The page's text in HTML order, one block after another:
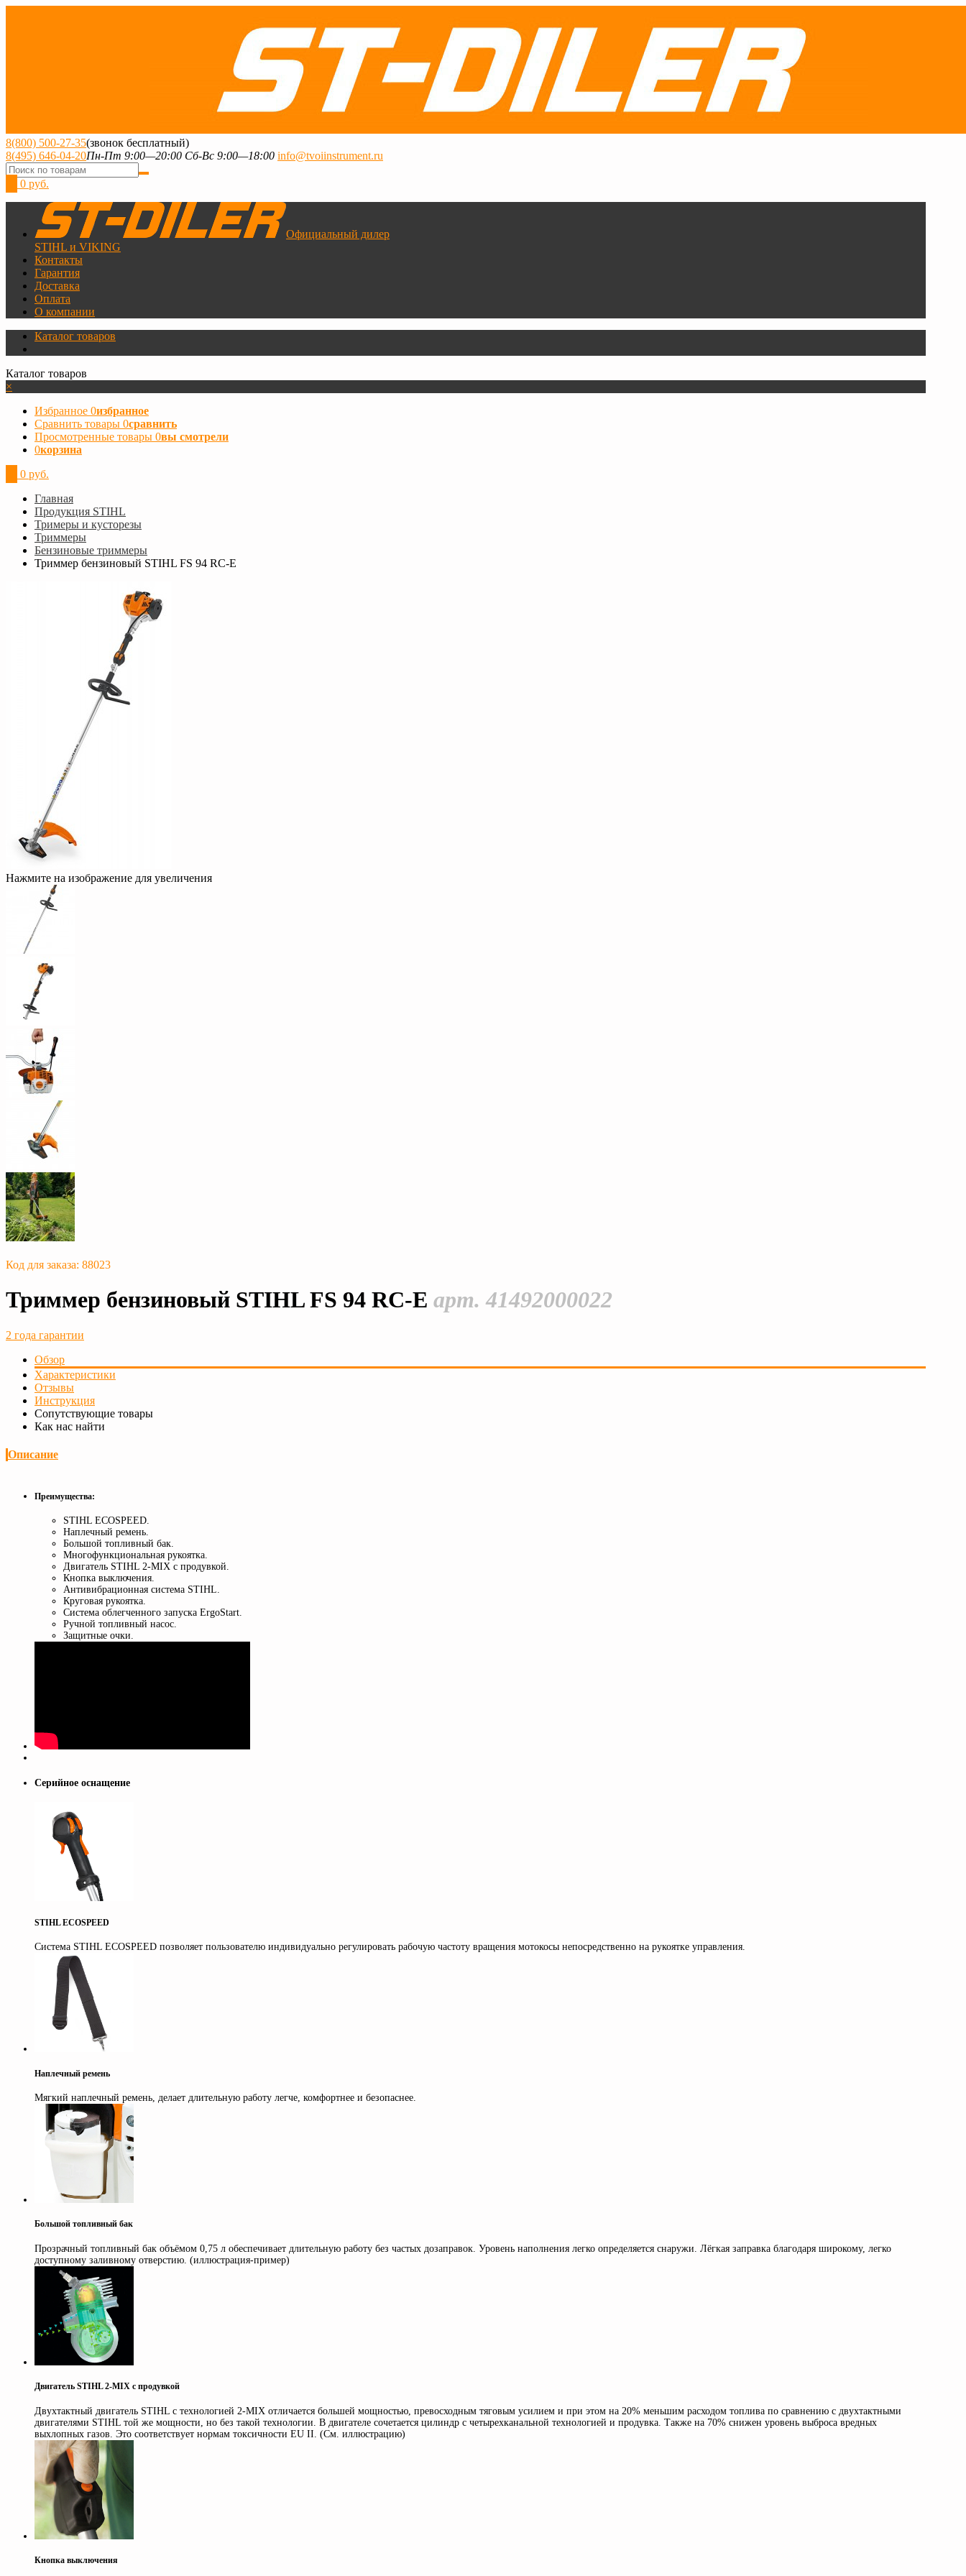
8(800) 500-27-35(звонок бесплатный)
8(495) 646-04-20Пн-Пт 9:00—20:00 Сб-Вс 9:00—18:00 info@tvoiinstrument.ru
0 руб.
Официальный дилер
STIHL и VIKING
Контакты
Гарантия
Доставка
Оплата
О компании
Каталог товаров
Каталог товаров
×
Избранное 0избранное
Сравнить товары 0сравнить
Просмотренные товары 0вы смотрели
0корзина
0 руб.
Главная
Продукция STIHL
Тримеры и кусторезы
Триммеры
Бензиновые триммеры
Триммер бензиновый STIHL FS 94 RC-E
Нажмите на изображение для увеличения
Код для заказа: 88023
Триммер бензиновый STIHL FS 94 RC-E арт. 41492000022
2 года гарантии
Обзор
Характеристики
Отзывы
Инструкция
Сопутствующие товары
Как нас найти
Описание
Преимущества:
STIHL ECOSPEED.
Наплечный ремень.
Большой топливный бак.
Многофункциональная рукоятка.
Двигатель STIHL 2-MIX с продувкой.
Кнопка выключения.
Антивибрационная система STIHL.
Круговая рукоятка.
Система облегченного запуска ErgoStart.
Ручной топливный насос.
Защитные очки.
Серийное оснащение
STIHL ECOSPEED
Система STIHL ECOSPEED позволяет пользователю индивидуально регулировать рабочую частоту вращения мотокосы непосредственно на рукоятке управления.
Наплечный ремень
Мягкий наплечный ремень, делает длительную работу легче, комфортнее и безопаснее.
Большой топливный бак
Прозрачный топливный бак объёмом 0,75 л обеспечивает длительную работу без частых дозаправок. Уровень наполнения легко определяется снаружи. Лёгкая заправка благодаря широкому, легко
доступному заливному отверстию. (иллюстрация-пример)
Двигатель STIHL 2-MIX с продувкой
Двухтактный двигатель STIHL с технологией 2-MIX отличается большей мощностью, превосходным тяговым усилием и при этом на 20% меньшим расходом топлива по сравнению с двухтактными
двигателями STIHL той же мощности, но без такой технологии. В двигателе сочетается цилиндр с четырехканальной технологией и продувка. Также на 70% снижен уровень выброса вредных
выхлопных газов. Это соответствует нормам токсичности EU II. (См. иллюстрацию)
Кнопка выключения